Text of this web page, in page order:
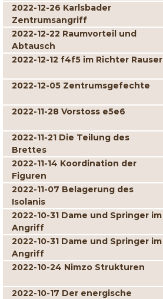
2022-12-26 Karlsbader
Zentrumsangriff
2022-12-22 Raumvorteil und
Abtausch
2022-12-12 f4f5 im Richter Rauser
2022-12-05 Zentrumsgefechte
2022-11-28 Vorstoss e5e6
2022-11-21 Die Teilung des
Brettes
2022-11-14 Koordination der
Figuren
2022-11-07 Belagerung des
Isolanis
2022-10-31 Dame und Springer im
Angriff
2022-10-31 Dame und Springer im
Angriff
2022-10-24 Nimzo Strukturen
2022-10-17 Der energische